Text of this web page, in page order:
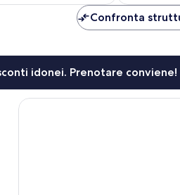
è
52 €
Confronta
idonei. Prenotare conviene!